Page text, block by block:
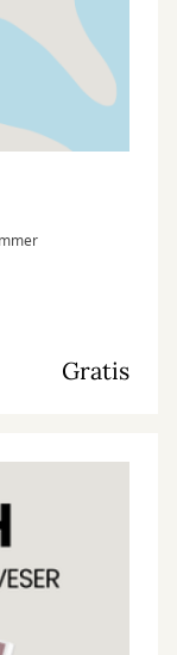
for deres
– og en god
Gratis